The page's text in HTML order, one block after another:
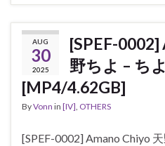
AUG
30
2025
[SPEF-
野ちよ – ち
[MP4/4.62GB]
ByVonn in [IV], OTHERS
[SPEF-0002] Amano Chiyo